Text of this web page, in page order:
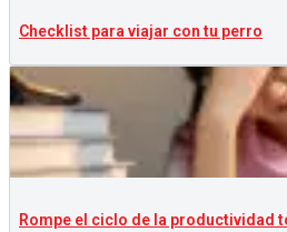
Checklist para viajar con tu perro
Rompe el ciclo de la productividad